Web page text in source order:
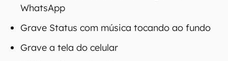
Como colocar música no
Status do WhatsApp
Abaixo, veja em detalhes cinco métodos